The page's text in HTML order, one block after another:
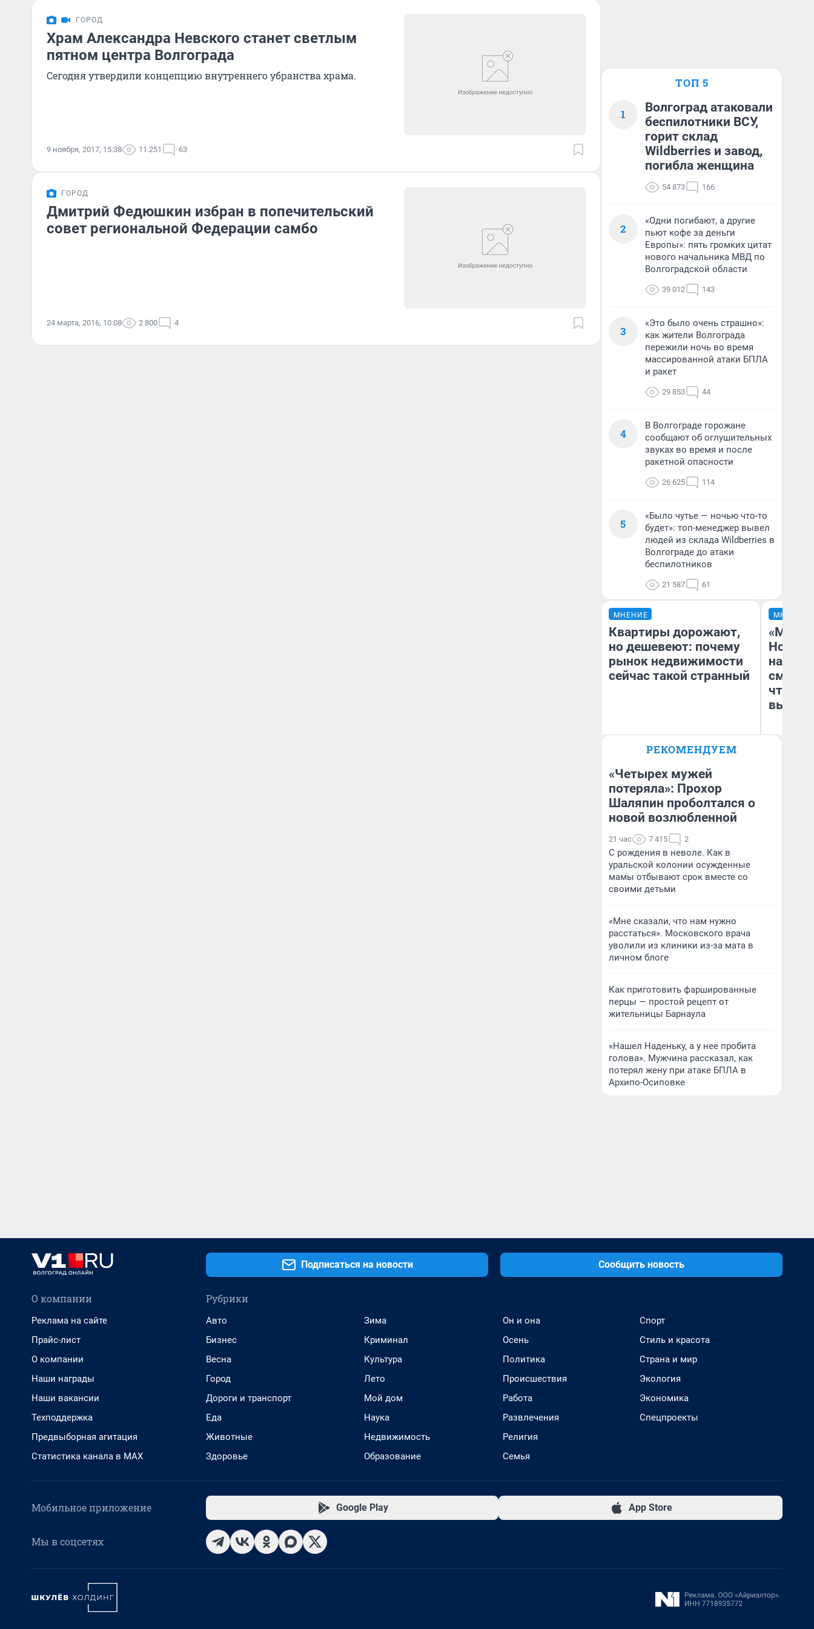
ГОРОД
Храм Александра Невского станет светлым
пятном центра Волгограда
Сегодня утвердили концепцию внутреннего убранства храма.
9 ноября, 2017, 15:38 11 251 63
ГОРОД
Дмитрий Федюшкин избран в попечительский
совет региональной Федерации самбо
24 марта, 2016, 10:08 2 800 4
ТОП 5
1
Волгоград атаковали
беспилотники ВСУ,
горит склад
Wildberries и завод,
погибла женщина
54 873 166
2
«Одни погибают, а другие
пьют кофе за деньги
Европы»: пять громких цитат
нового начальника МВД по
Волгоградской области
39 012 143
3
«Это было очень страшно»:
как жители Волгограда
пережили ночь во время
массированной атаки БПЛА
и ракет
29 853 44
4
В Волгограде горожане
сообщают об оглушительных
звуках во время и после
ракетной опасности
26 625 114
5
«Было чутье — ночью что-то
будет»: топ-менеджер вывел
людей из склада Wildberries в
Волгограде до атаки
беспилотников
21 587 61
МНЕНИЕ
Квартиры дорожают,
но дешевеют: почему
рынок недвижимости
сейчас такой странный
Екатерина Торопова
недвижимости
МНЕНИЕ
«Мы
чтобы
РЕКОМЕНДУЕМ
«Четырех мужей
потеряла»: Прохор
Шаляпин проболтался о
новой возлюбленной
21 час 7 415 2
С рождения в неволе. Как в
уральской колонии осужденные
мамы отбывают срок вместе со
своими детьми
«Мне сказали, что нам нужно
расстаться». Московского врача
уволили из клиники из-за мата в
личном блоге
Как приготовить фаршированные
перцы — простой рецепт от
жительницы Барнаула
«Нашел Наденьку, а у нее пробита
голова». Мужчина рассказал, как
потерял жену при атаке БПЛА в
Архипо-Осиповке
Подписаться на новости Сообщить новость
О компании
Реклама на сайте
Прайс-лист
О компании
Наши награды
Наши вакансии
Техподдержка
Предвыборная агитация
Статистика канала в MAX
Рубрики
Авто
Бизнес
Весна
Город
Дороги и транспорт
Еда
Животные
Здоровье
Зима
Криминал
Культура
Лето
Мой дом
Наука
Недвижимость
Образование
Он и она
Осень
Политика
Происшествия
Работа
Развлечения
Религия
Семья
Спорт
Стиль и красота
Страна и мир
Экология
Экономика
Спецпроекты
Мобильное приложение Google Play App Store
Мы в соцсетях